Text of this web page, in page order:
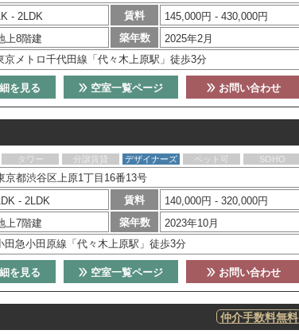
- 2LDK 賃料
145,000円 - 430,000円
上8階建 築年数
2025年2月
京メトロ千代田線「代々木上原駅」徒歩3分
お問い合わせ
空室一覧ページ
を見る
タワー 分譲賃貸 デザイナーズ ペット可 SOHO
京都渋谷区上原1丁目16番13号
- 2LDK 賃料
140,000円 - 320,000円
上7階建 築年数
2023年10月
田急小田原線「代々木上原駅」徒歩3分
お問い合わせ
空室一覧ページ
を見る
仲介手数料無料